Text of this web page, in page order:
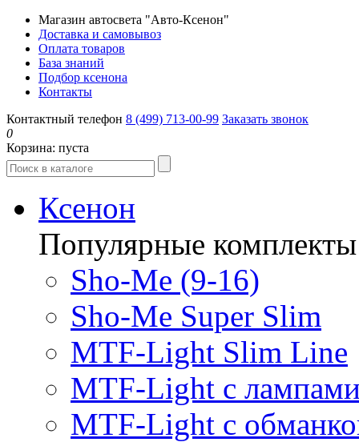
Магазин автосвета "Авто-Ксенон"
Доставка и самовывоз
Оплата товаров
База знаний
Подбор ксенона
Контакты
Контактный телефон 8 (499) 713-00-99 Заказать звонок
0
Корзина: пуста
Ксенон
Популярные комплекты
Sho-Me (9-16)
Sho-Me Super Slim
MTF-Light Slim Line
MTF-Light с
MTF-Light с